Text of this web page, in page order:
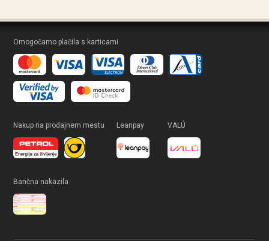
Omogočamo plačila s karticami
Nakup na prodajnem mestu Leanpay VALÚ
Bančna nakazila